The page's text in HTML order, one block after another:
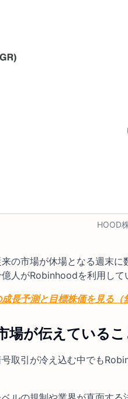
HOOD
の市場が休場となる週末
人がRobinhoodを利用して
長予測と目標株価を見る
場が伝えているこ
取引が冷え込む中でも